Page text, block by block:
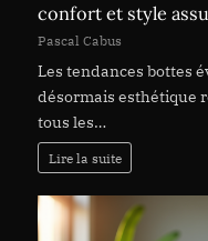
confort et style
Pascal Cabus
Les tendances bottes
désormais esthétique
tous les…
Lire la suite